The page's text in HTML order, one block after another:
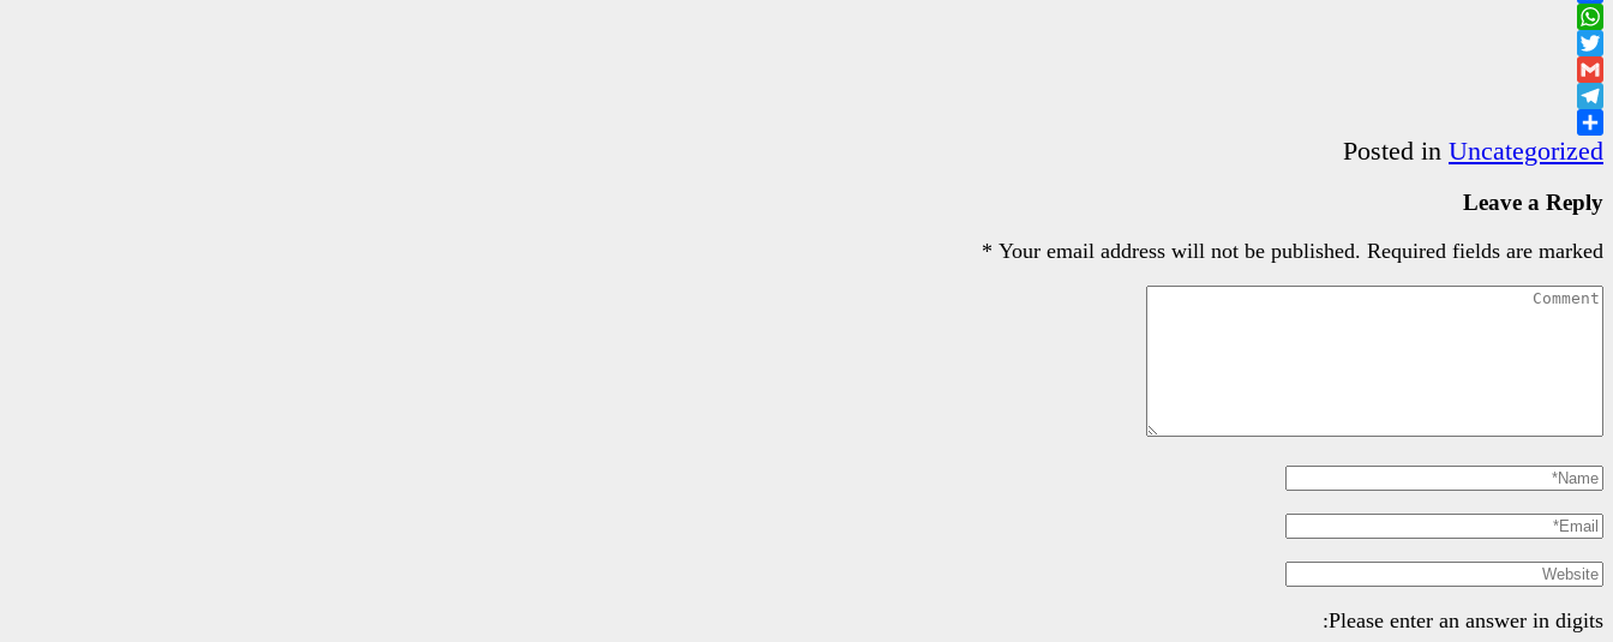
Facebook
WhatsApp
Twitter
Gmail
Telegram
Share
Posted in Uncategorized
Leave a Reply
Your email address will not be published. Required fields are marked
*
Please enter an answer in digits: